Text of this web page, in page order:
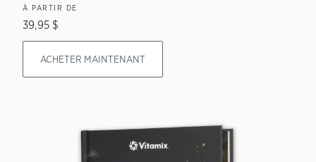
À PARTIR DE
39,95 $
ACHETER MAINTENANT